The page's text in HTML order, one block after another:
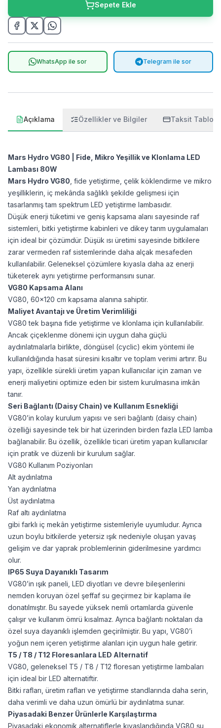
Sepete Ekle
WhatsApp ile sor Telegram ile sor
Açıklama Özellikler ve Bilgiler Taksit
Mars Hydro VG80 | Fide, Mikro Yeşillik ve Klonlama LED
Lambası 80W
Mars Hydro VG80 , fide yetiştirme, çelik köklendirme ve mikro
yeşilliklerin, iç mekânda sağlıklı şekilde gelişmesi için
tasarlanmış tam spektrum LED yetiştirme lambasıdır.
Düşük enerji tüketimi ve geniş kapsama alanı sayesinde raf
sistemleri, bitki yetiştirme kabinleri ve dikey tarım uygulamaları
için ideal bir çözümdür. Düşük ısı üretimi sayesinde bitkilere
zarar vermeden raf sistemlerinde daha alçak mesafeden
kullanılabilir. Geleneksel çözümlere kıyasla daha az enerji
tüketerek aynı yetiştirme performansını sunar.
VG80 Kapsama Alanı
VG80, 60x120 cm kapsama alanına sahiptir.
Maliyet Avantajı ve Üretim Verimliliği
VG80 tek başına fide yetiştirme ve klonlama için kullanılabilir.
Ancak çiçeklenme dönemi için uygun daha güçlü
aydınlatmalarla birlikte, döngüsel (cyclic) ekim yöntemi ile
kullanıldığında hasat süresini kısaltır ve toplam verimi artırır. Bu
yapı, özellikle sürekli üretim yapan kullanıcılar için zaman ve
enerji maliyetini optimize eden bir sistem kurulmasına imkân
tanır.
Seri Bağlantı (Daisy Chain) ve Kullanım Esnekliği
VG80’in kolay kurulum yapısı ve seri bağlantı (daisy chain)
özelliği sayesinde tek bir hat üzerinden birden fazla LED lamba
bağlanabilir. Bu özellik, özellikle ticari üretim yapan kullanıcılar
için pratik ve düzenli bir kurulum sağlar.
VG80 Kullanım Poziyonları
Alt aydınlatma
Yan aydınlatma
Üst aydınlatma
Raf altı aydınlatma
gibi farklı iç mekân yetiştirme sistemleriyle uyumludur. Ayrıca
uzun boylu bitkilerde yetersiz ışık nedeniyle oluşan yavaş
gelişim ve dar yaprak problemlerinin giderilmesine yardımcı
olur.
IP65 Suya Dayanıklı Tasarım
VG80’in ışık paneli, LED diyotları ve devre bileşenlerini
nemden koruyan özel şeffaf su geçirmez bir kaplama ile
donatılmıştır. Bu sayede yüksek nemli ortamlarda güvenle
çalışır ve kullanım ömrü kısalmaz. Ayrıca bağlantı noktaları da
özel suya dayanıklı işlemden geçirilmiştir. Bu yapı, VG80’i
yoğun nem içeren yetiştirme alanları için uygun hale getirir.
T5 / T8 / T12 Floresanlara LED Alternatif
VG80, geleneksel T5 / T8 / T12 floresan yetiştirme lambaları
için ideal bir LED alternatiftir.
Bitki rafları, üretim rafları ve yetiştirme standlarında daha serin,
daha verimli ve daha uzun ömürlü bir aydınlatma sunar.
Piyasadaki Benzer Ürünlerle Karşılaştırma
Piyasadaki ekonomik alternatiflerle kıyaslandığında VG80 şu